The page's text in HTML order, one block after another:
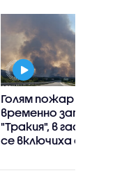
Голям пожар
временно затвори
"Тракия", в гасенето
се включиха два
(ВИДЕО+СНИМКИ)